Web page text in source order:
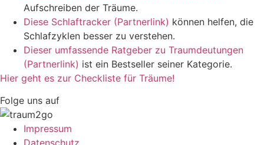
Aufschreiben der Träume.
Diese Schlaftracker (Partnerlink) können helfen, die
Schlafzyklen besser zu verstehen.
Dieser umfassende Ratgeber zu Traumdeutungen
(Partnerlink) ist ein Bestseller seiner Kategorie.
Hier geht es zur Checkliste für Träume!
Folge uns auf
Impressum